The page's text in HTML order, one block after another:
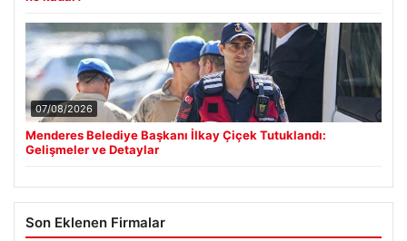
07/08/2026
Menderes Belediye Başkanı İlkay Çiçek Tutuklandı:
Gelişmeler ve Detaylar
Son Eklenen Firmalar